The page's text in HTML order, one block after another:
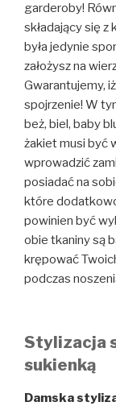
garderoby!
składający się z
była jedynie
założysz na
Gwarantujemy,
spojrzenie! W
beż, biel, baby
żakiet musi być
wprowadzić
posiadać na
które
powinien być
obie tkaniny są
krępować
podczas
Stylizacja
sukienką
Damska